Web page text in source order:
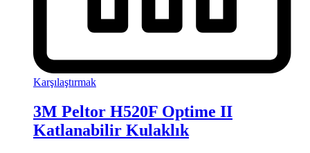
Karşılaştırmak
3M Peltor H520F Optime II
Katlanabilir Kulaklık